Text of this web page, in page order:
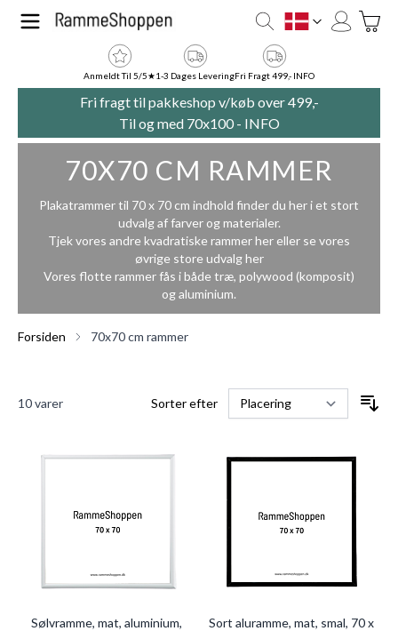
Skip to Content
DK
Anmeldt Til 5/5★1-3 Dages LeveringFri Fragt 499,- INFO
Fri fragt til pakkeshop v/køb over 499,-
Til og med 70x100 - INFO
70X70 CM RAMMER
Plakatrammer til 70 x 70 cm indhold finder du her i et stort
udvalg af farver og materialer.
Tjek vores andre kvadratiske rammerher eller se vores
øvrige store udvalgher
Vores flotte rammer fås i både træ, polywood (komposit)
og aluminium.
Forsiden 70x70 cm rammer
10varer Sorter efter
Sølvramme, mat, aluminium,
Sort aluramme, mat, smal, 70 x